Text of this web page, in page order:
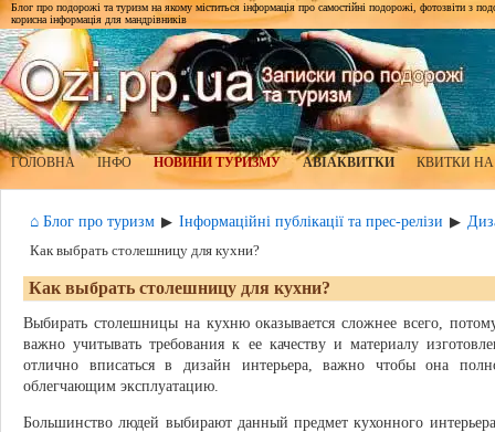
Блог про подорожі та туризм на якому міститься інформація про самостійні подорожі, фотозвіти з
корисна інформація для мандрівників
ГОЛОВНА ІНФО НОВИНИ ТУРИЗМУ АВІАКВИТКИ КВИТКИ
⌂ Блог про туризм ▶ Інформаційні публікації та прес-релізи ▶
Как выбрать столешницу для кухни?
Как выбрать столешницу для кухни?
Выбирать столешницы на кухню оказывается сложнее всего,
важно учитывать требования к ее качеству и материалу
отлично вписаться в дизайн интерьера, важно чтобы она
облегчающим эксплуатацию.
Большинство людей выбирают данный предмет кухонного